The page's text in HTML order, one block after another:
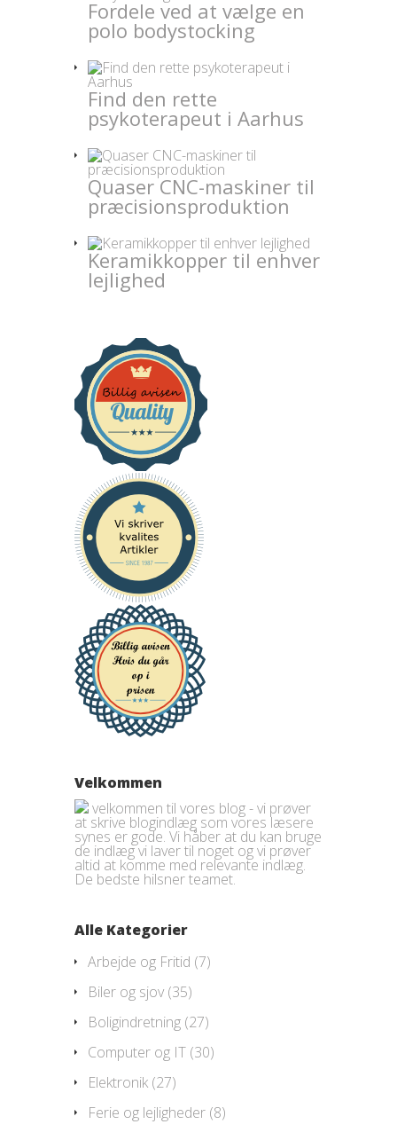
Fordele ved at vælge en
polo bodystocking
Find den rette
psykoterapeut i Aarhus
Quaser CNC-maskiner til
præcisionsproduktion
Keramikkopper til enhver
lejlighed
Velkommen
velkommen til vores blog - vi prøver
at skrive blogindlæg som vores læsere
synes er gode. Vi håber at du kan bruge
de indlæg vi laver til noget og vi prøver
altid at komme med relevante indlæg.
De bedste hilsner teamet.
Alle Kategorier
Arbejde og Fritid (7)
Biler og sjov (35)
Boligindretning (27)
Computer og IT (30)
Elektronik (27)
Ferie og lejligheder (8)